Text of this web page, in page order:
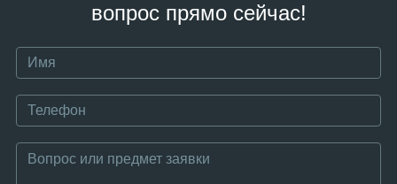
вопрос прямо сейчас!